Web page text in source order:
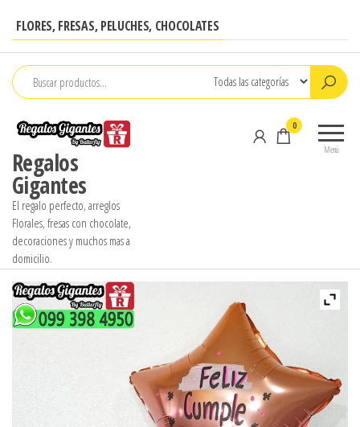
contenido
FLORES, FRESAS, PELUCHES, CHOCOLATES
Regalos
Gigantes
El regalo perfecto, arreglos
Florales, fresas con chocolate,
decoraciones y muchos mas a
domicilio.
Menú
0